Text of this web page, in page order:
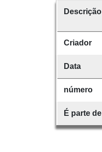
Descrição
Criador
Data
número
É parte de